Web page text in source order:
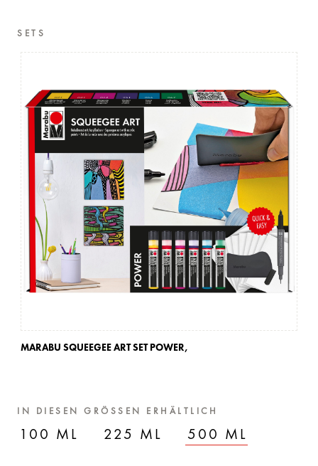
SETS
MARABU SQUEEGEE ART SET POWER,
IN DIESEN GRÖSSEN ERHÄLTLICH
100 ML 225 ML 500 ML